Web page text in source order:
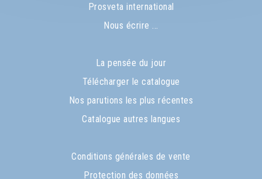
Prosveta international
Nous écrire ...
La pensée du jour
Télécharger le catalogue
Nos parutions les plus récentes
Catalogue autres langues
Conditions générales de vente
Protection des données